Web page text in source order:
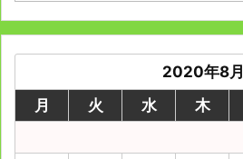
2020年8月
月
火 水 木